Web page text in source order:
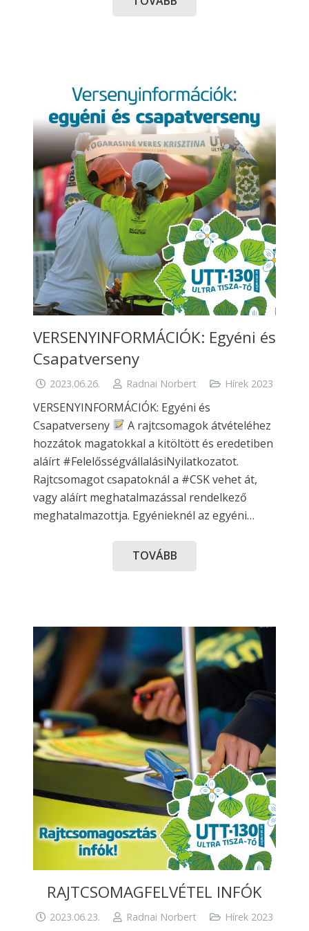
VERSENYINFORMÁCIÓK: Egyéni és
Csapatverseny
2023.06.26. Radnai Norbert Hírek 2023
VERSENYINFORMÁCIÓK: Egyéni és
Csapatverseny
A rajtcsomagok átvételéhez
hozzátok magatokkal a kitöltött és eredetiben
aláírt #FelelősségvállalásiNyilatkozatot.
Rajtcsomagot csapatoknál a #CSK vehet át,
vagy aláírt meghatalmazással rendelkező
meghatalmazottja. Egyénieknél az egyéni…
TOVÁBB
RAJTCSOMAGFELVÉTEL INFÓK
2023.06.23. Radnai Norbert Hírek 2023